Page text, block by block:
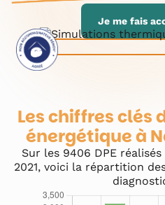
Je me fais
Les chiffres clés
énergétique à
Sur les 9406 DPE réalisés
2021, voici la répartition